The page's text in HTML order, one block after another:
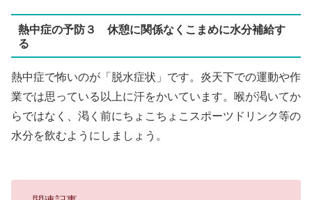
熱中症の予防３ 休憩に関係なくこまめに水分補給す
る
熱中症で怖いのが「脱水症状」です。炎天下での運動や作
業では思っている以上に汗をかいています。喉が渇いてか
らではなく、渇く前にちょこちょこスポーツドリンク等の
水分を飲むようにしましょう。